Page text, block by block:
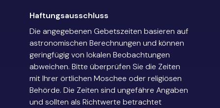
Haftungsausschluss
Die angegebenen Gebetszeiten basieren auf
astronomischen Berechnungen und können
geringfügig von lokalen Beobachtungen
abweichen. Bitte überprüfen Sie die Zeiten
mit Ihrer örtlichen Moschee oder religiösen
Behörde. Die Zeiten sind ungefähre Angaben
und sollten als Richtwerte betrachtet